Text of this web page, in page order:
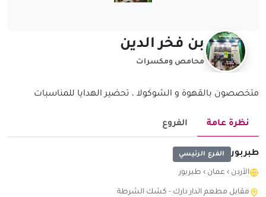
بن فخر الدين
محامص ومكسرات
متخصصون بالقهوة و الشوكولا ، تحضير الهدايا للمناسبات
نظرة عامة الفروع
طبربور الفرع الرئيسي
الأردن › عمان › طبربور
مقابل مطعم الدار دارك - كشك الشرطة